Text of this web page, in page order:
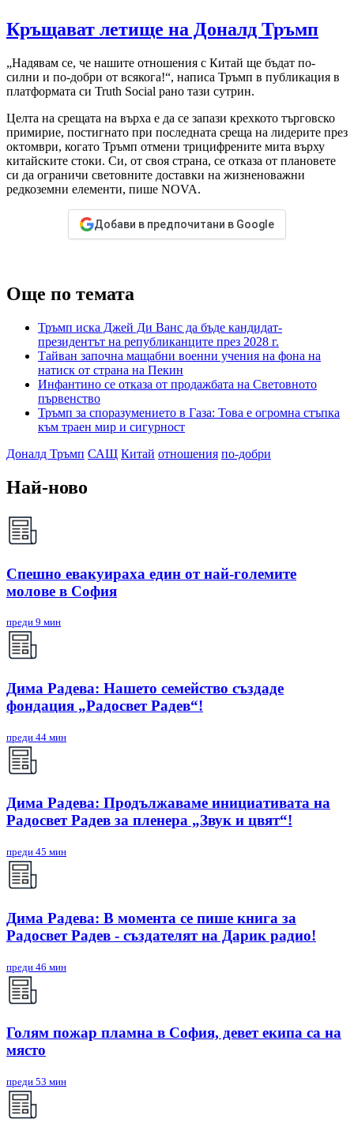
Кръщават летище на Доналд Тръмп
„Надявам се, че нашите отношения с Китай ще бъдат по-
силни и по-добри от всякога!“, написа Тръмп в публикация в
платформата си Truth Social рано тази сутрин.
Целта на срещата на върха е да се запази крехкото търговско
примирие, постигнато при последната среща на лидерите през
октомври, когато Тръмп отмени трицифрените мита върху
китайските стоки. Си, от своя страна, се отказа от плановете
си да ограничи световните доставки на жизненоважни
редкоземни елементи, пише NOVA.
Добави в предпочитани в Google
Още по темата
Тръмп иска Джей Ди Ванс да бъде кандидат-
президентът на републиканците през 2028 г.
Тайван започна мащабни военни учения на фона на
натиск от страна на Пекин
Инфантино се отказа от продажбата на Световното
първенство
Тръмп за споразумението в Газа: Това е огромна стъпка
към траен мир и сигурност
Доналд Тръмп САЩ Китай отношения по-добри
Най-ново
Спешно евакуираха един от най-големите
молове в София
преди 9 мин
Дима Радева: Нашето семейство създаде
фондация „Радосвет Радев“!
преди 44 мин
Дима Радева: Продължаваме инициативата на
Радосвет Радев за пленера „Звук и цвят“!
преди 45 мин
Дима Радева: В момента се пише книга за
Радосвет Радев - създателят на Дарик радио!
преди 46 мин
Голям пожар пламна в София, девет екипа са на
място
преди 53 мин